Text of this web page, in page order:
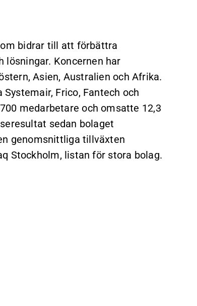
bidrar till att förbättra
Koncernen har
Asien, Australien och Afrika.
Frico, Fantech och
medarbetare och omsatte 12,3
sedan bolaget
genomsnittliga tillväxten
Stockholm, listan för stora bolag.